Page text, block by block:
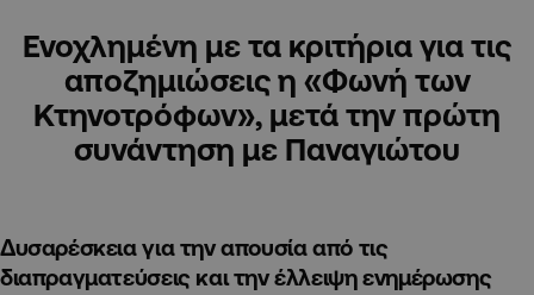
Ενοχλημένη με τα κριτήρια για τις
αποζημιώσεις η «Φωνή των
Κτηνοτρόφων», μετά την πρώτη
συνάντηση με Παναγιώτου
Δυσαρέσκεια για την απουσία από τις
διαπραγματεύσεις και την έλλειψη ενημέρωσης